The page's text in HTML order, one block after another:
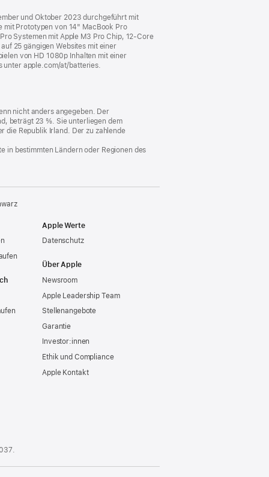
und Oktober 2023 durchgeführt mit
mit Prototypen von 14" MacBook Pro
Systemen mit Apple M3 Pro Chip, 12‑Core
25 gängigen Websites mit einer
von HD 1080p Inhalten mit einer
unter apple.com/at/batteries.
nicht anders angegeben. Der
beträgt 23 %. Sie unterliegen dem
die Republik Irland. Der zu zahlende
in bestimmten Ländern oder Regionen des
Apple Werte
Datenschutz
Über Apple
Newsroom
Apple Leadership Team
Stellenangebote
Garantie
Investor:innen
Ethik und Compliance
Apple Kontakt
.